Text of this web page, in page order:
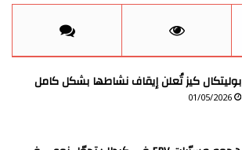
بوليتكال كيز تُعلن إيقاف نشاطها بشكل كامل
01/05/2026